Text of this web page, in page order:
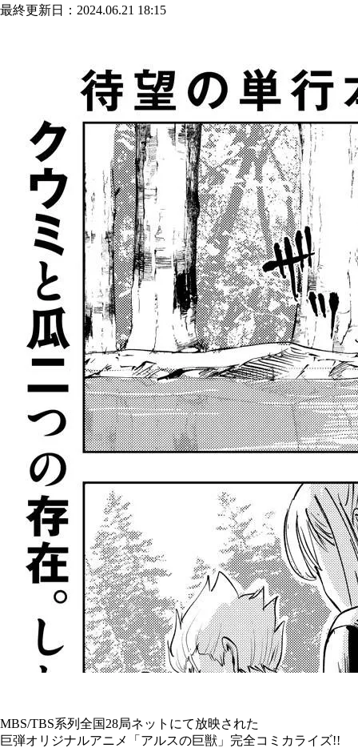
最終更新日：2024.06.21 18:15
MBS/TBS系列全国28局ネットにて放映された
巨弾オリジナルアニメ「アルスの巨獣」完全コミカライズ!!